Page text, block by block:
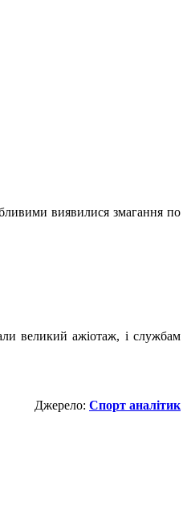
виявилися змагання по
великий ажіотаж, і службам
Джерело: Спорт аналітик